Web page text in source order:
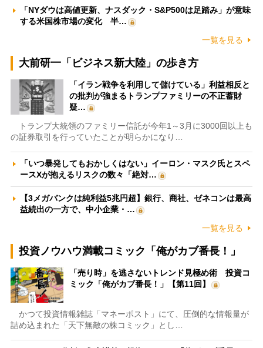
「NYダウは高値更新、ナスダック・S&P500は足踏み」が意味
する米国株市場の変化 半…
一覧を見る
大前研一「ビジネス新大陸」の歩き方
「イラン戦争を利用して儲けている」利益相反と
の批判が強まるトランプファミリーの不正蓄財
疑…
トランプ大統領のファミリー信託が今年1～3月に3000回以上も
の証券取引を行っていたことが明らかになり…
「いつ暴発してもおかしくはない」イーロン・マスク氏とスペ
ースXが抱えるリスクの数々「絶対…
【3メガバンクは純利益5兆円超】銀行、商社、ゼネコンは最高
益続出の一方で、中小企業・…
一覧を見る
投資ノウハウ満載コミック「俺がカブ番長！」
「売り時」を逃さないトレンド見極め術 投資コ
ミック「俺がカブ番長！」【第11回】
かつて投資情報雑誌「マネーポスト」にて、圧倒的な情報量が
詰め込まれた「天下無敵の株コミック」とし…